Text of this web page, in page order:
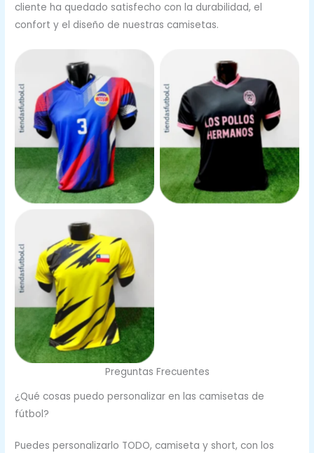
cliente ha quedado satisfecho con la durabilidad, el
confort y el diseño de nuestras camisetas.
Preguntas Frecuentes
¿Qué cosas puedo personalizar en las camisetas de
fútbol?
Puedes personalizarlo TODO, camiseta y short, con los